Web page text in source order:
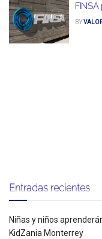
BY
Entradas recientes
Niñas y niños
KidZania Monterrey